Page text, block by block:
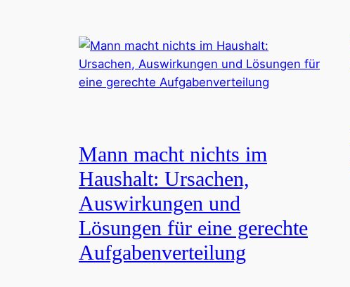
Mann macht nichts im
Haushalt: Ursachen,
Auswirkungen und
Lösungen für eine gerechte
Aufgabenverteilung